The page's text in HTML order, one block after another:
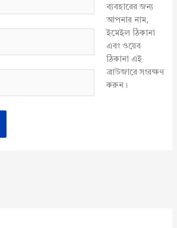
ব্যবহারের জন্য
আপনার নাম,
ইমেইল ঠিকানা
এবং ওয়েব
ঠিকানা এই
ব্রাউজারে সংরক্ষণ
করুন।